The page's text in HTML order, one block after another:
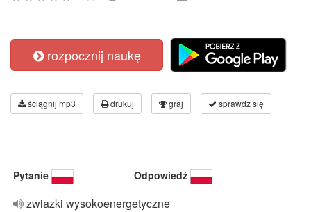
rozpocznij naukę
ściągnij mp3 drukuj graj sprawdź się
Pytanie Odpowiedź
zwiazki wysokoenergetyczne